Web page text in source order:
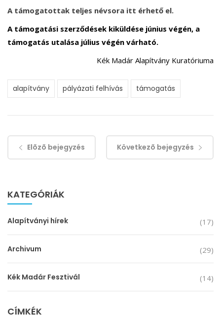
A támogatottak teljes névsora itt érhető el.
A támogatási szerződések kiküldése június végén, a
támogatás utalása július végén várható.
Kék Madár Alapítvány Kuratóriuma
alapítvány pályázati felhívás támogatás
Elõzõ bejegyzés Következõ bejegyzés
KATEGÓRIÁK
Alapítványi hírek (17)
Archivum (29)
Kék Madár Fesztivál (14)
CÍMKÉK